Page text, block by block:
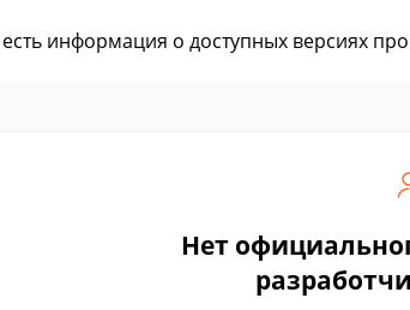
есть информация о доступных версиях
Нет